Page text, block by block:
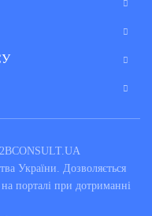
України. Дозволяється
порталі при дотриманні